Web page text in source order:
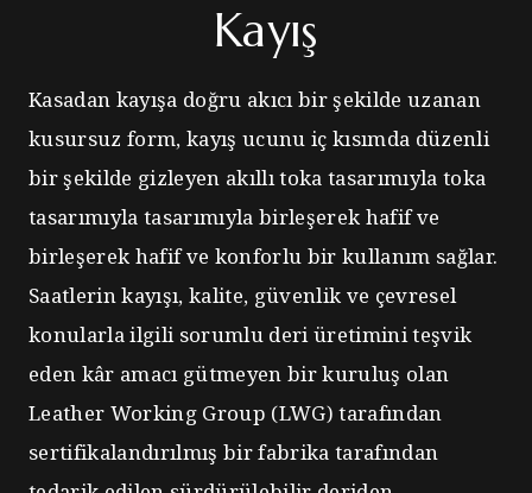
Kayış
Kasadan kayışa doğru akıcı bir şekilde uzanan
kusursuz form, kayış ucunu iç kısımda düzenli
bir şekilde gizleyen akıllı toka tasarımıyla toka
tasarımıyla tasarımıyla birleşerek hafif ve
birleşerek hafif ve konforlu bir kullanım sağlar.
Saatlerin kayışı, kalite, güvenlik ve çevresel
konularla ilgili sorumlu deri üretimini teşvik
eden kâr amacı gütmeyen bir kuruluş olan
Leather Working Group (LWG) tarafından
sertifikalandırılmış bir fabrika tarafından